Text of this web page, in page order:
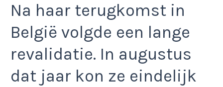
Na haar terugkomst in
België volgde een lange
revalidatie. In augustus
dat jaar kon ze eindelijk